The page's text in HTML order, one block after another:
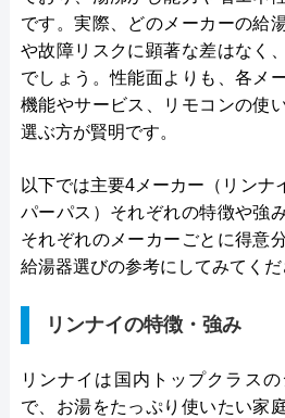
です。実際、どのメーカーの給
や故障リスクに顕著な差はなく
でしょう。性能面よりも、各メ
機能やサービス、リモコンの使
選ぶ方が賢明です。
以下では主要4メーカー（リンナ
パーパス）それぞれの特徴や強
それぞれのメーカーごとに得意
給湯器選びの参考にしてみてくだ
リンナイの特徴・強み
リンナイは国内トップクラス
で、お湯をたっぷり使いたい家